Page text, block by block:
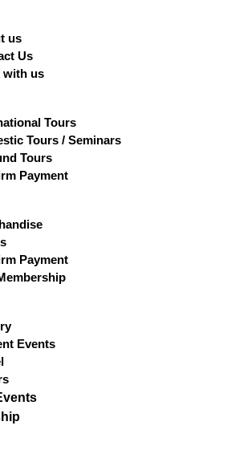
us
Us
with us
Tours
Tours / Seminars
Tours
Payment
Payment
Events